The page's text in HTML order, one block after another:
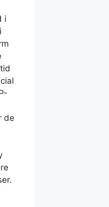
i
de